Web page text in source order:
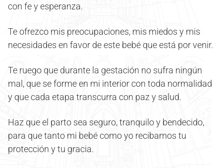
con fe y esperanza.
Te ofrezco mis preocupaciones, mis miedos y mis
necesidades en favor de este bebé que está por venir.
Te ruego que durante la gestación no sufra ningún
mal, que se forme en mi interior con toda normalidad
y que cada etapa transcurra con paz y salud.
Haz que el parto sea seguro, tranquilo y bendecido,
para que tanto mi bebé como yo recibamos tu
protección y tu gracia.